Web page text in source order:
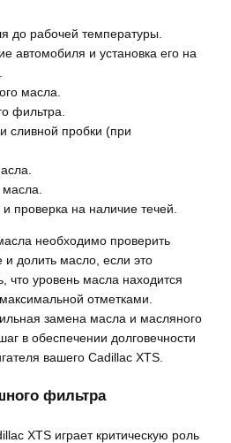
до рабочей температуры.
автомобиля и установка его на
масла.
фильтра.
сливной пробки (при
и проверка на наличие течей.
необходимо проверить
долить масло, если это
что уровень масла находится
отметками.
замена масла и масляного
в обеспечении долговечности
вашего Cadillac XTS.
фильтра
XTS играет критическую роль